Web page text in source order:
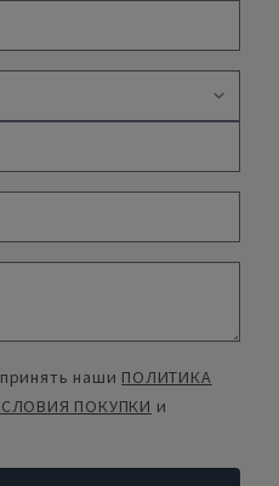
наши ПОЛИТИКА
ПОКУПКИ и